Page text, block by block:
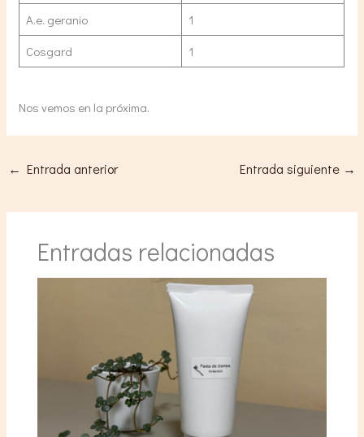
A.e. geranio
1
Cosgard
1
Nos vemos en la próxima.
← Entrada anterior Entrada siguiente →
Entradas relacionadas